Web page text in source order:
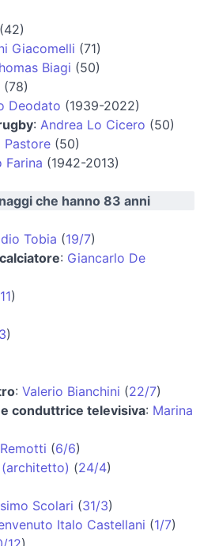
(42)
Giacomelli (71)
Biagi (50)
(78)
Deodato (1939-2022)
: Andrea Lo Cicero (50)
Pastore (50)
Farina (1942-2013)
che hanno 83 anni
Tobia (19/7)
: Giancarlo De
)
)
: Valerio Bianchini (22/7)
conduttrice televisiva: Marina
(6/6)
(24/4)
Scolari (31/3)
Italo Castellani (1/7)